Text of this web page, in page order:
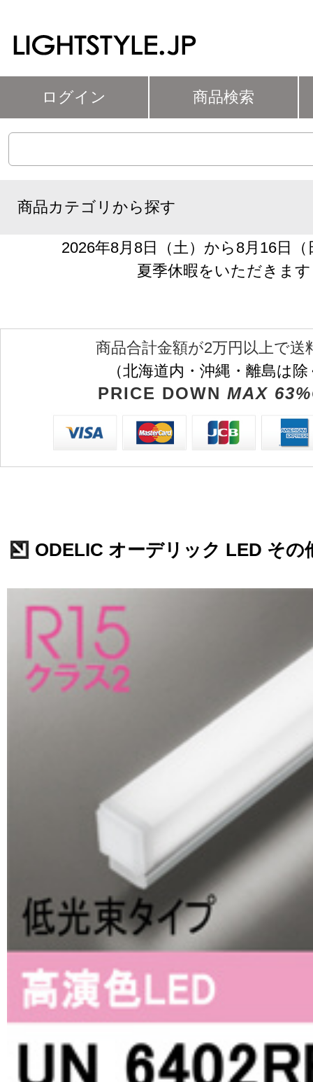
ログイン 商品検索
商品カテゴリから探す
2026年8月8日（土）から8月16日
夏季休暇をいただきます
商品合計金額が2万円以上で送
（北海道内・沖縄・離島は
PRICE DOWN MAX
ODELIC オーデリック LED その